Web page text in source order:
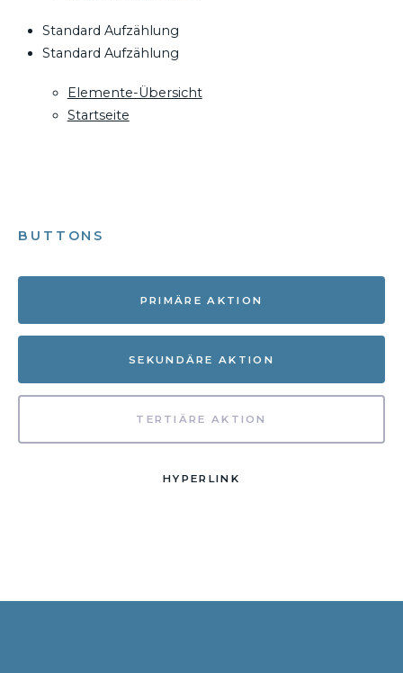
Standard Aufzählung
Standard Aufzählung
Elemente-Übersicht
Startseite
BUTTONS
PRIMÄRE AKTION
SEKUNDÄRE AKTION
TERTIÄRE AKTION
HYPERLINK